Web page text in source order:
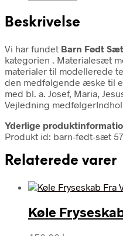
Beskrivelse
Vi har fundet Barn Født Sæt
kategorien . Materialesæt
materialer til modellerede
den medfølgende æske til
med bl. a. Josef, Maria,
Vejledning
Yderlige
Produkt id: barn-født-sæt
Relaterede varer
Køle